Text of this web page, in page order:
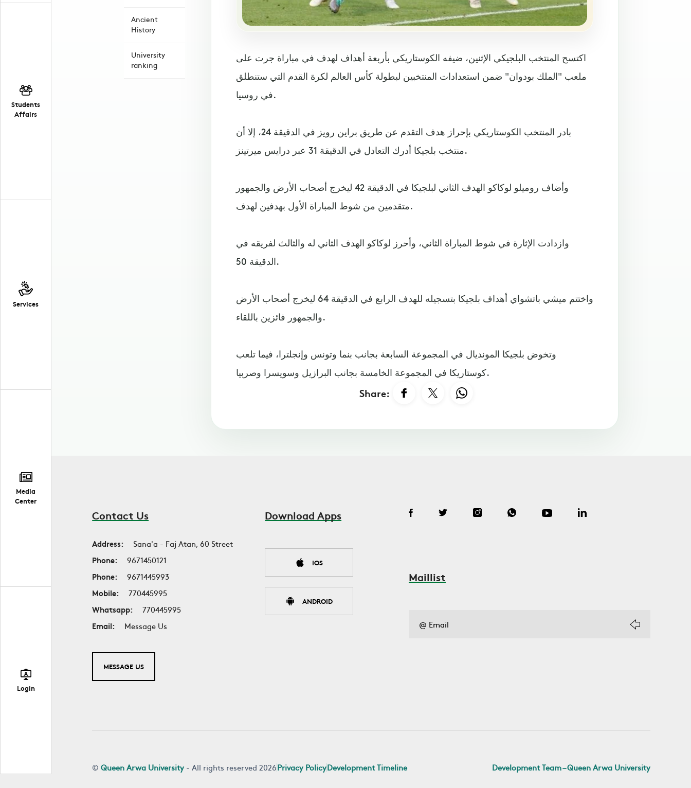
Students
Affairs
Services
Media
Center
Login
Ancient
History
University
ranking
اكتسح المنتخب البلجيكي الإثنين، ضيفه الكوستاريكي بأربعة أهداف لهدف في مباراة جرت على
ملعب "الملك بودوان" ضمن استعدادات المنتخبين لبطولة كأس العالم لكرة القدم التي ستنطلق
في روسيا.
بادر المنتخب الكوستاريكي بإحراز هدف التقدم عن طريق براين رويز في الدقيقة 24، إلا أن
منتخب بلجيكا أدرك التعادل في الدقيقة 31 عبر درايس ميرتينز.
وأضاف روميلو لوكاكو الهدف الثاني لبلجيكا في الدقيقة 42 ليخرج أصحاب الأرض والجمهور
متقدمين من شوط المباراة الأول بهدفين لهدف.
وازدادت الإثارة في شوط المباراة الثاني، وأحرز لوكاكو الهدف الثاني له والثالث لفريقه في
الدقيقة 50.
واختتم ميشي باتشواي أهداف بلجيكا بتسجيله للهدف الرابع في الدقيقة 64 ليخرج أصحاب الأرض
والجمهور فائزين باللقاء.
وتخوض بلجيكا المونديال في المجموعة السابعة بجانب بنما وتونس وإنجلترا، فيما تلعب
كوستاريكا في المجموعة الخامسة بجانب البرازيل وسويسرا وصربيا.
Share:
Contact Us
Address:
Sana'a - Faj Atan, 60 Street
Phone:
9671450121
Phone:
9671445993
Mobile:
770445995
Whatsapp:
770445995
Email:
Message Us
MESSAGE US
Download Apps
IOS
ANDROID
Maillist
©Queen Arwa University - All rights reserved 2026Privacy PolicyDevelopment Timeline Development Team – Queen Arwa University